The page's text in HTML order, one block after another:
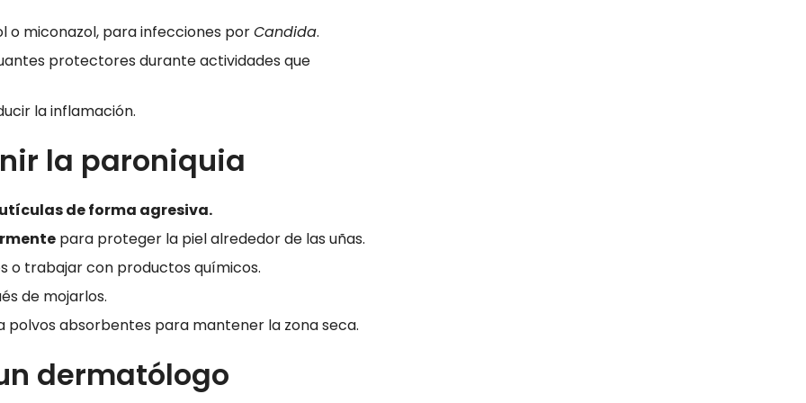
o miconazol, para infecciones porCandida.
protectores durante actividades que
la inflamación.
la paroniquia
de forma agresiva.
para proteger la piel alrededor de las uñas.
o trabajar con productos químicos.
de mojarlos.
polvos absorbentes para mantener la zona seca.
dermatólogo